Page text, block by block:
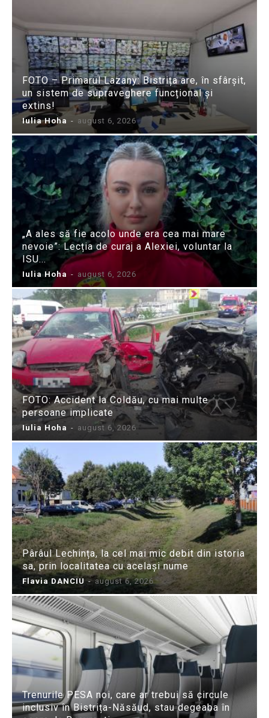
FOTO – Primarul Lazany: Bistrița are, în sfârșit,
un sistem de supraveghere funcțional și
extins!
Iulia Hoha - august 6, 2026
„A ales să fie acolo unde era cea mai mare
nevoie”: Lecția de curaj a Alexiei, voluntar la
ISU...
Iulia Hoha - august 6, 2026
FOTO: Accident la Coldău, cu mai multe
persoane implicate
Iulia Hoha - august 6, 2026
Pârâul Lechința, la cel mai mic debit din istoria
sa, prin localitatea cu același nume
Flavia DANCIU - august 6, 2026
Trenurile PESA noi, care ar trebui să circule
inclusiv în Bistrița-Năsăud, stau degeaba în